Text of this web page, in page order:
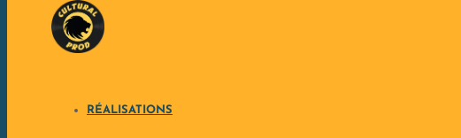
Skip to content
RÉALISATIONS